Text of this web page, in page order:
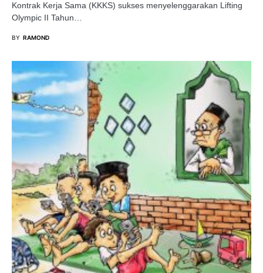
Kontrak Kerja Sama (KKKS) sukses menyelenggarakan Lifting
Olympic II Tahun…
BY RAMOND